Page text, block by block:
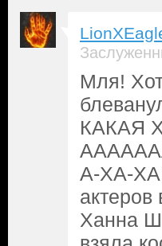
Мля!
КАКАЯ
А-ХА-ХА!
Ханна